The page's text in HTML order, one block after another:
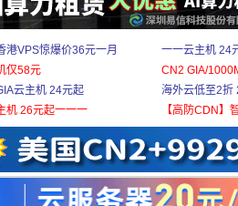
港VPS惊爆价36元一月
仅58元
云主机 24元起
机 26元起一一一
一一云主机 24
CN2 GIA/
海外云低至2折
【高防CDN】